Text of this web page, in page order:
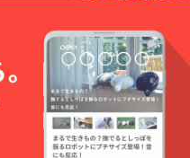
けしま
す。 ・
サイズ
展開：
S/M/L/X
L ・カ
ラーは
１色の
み ・注